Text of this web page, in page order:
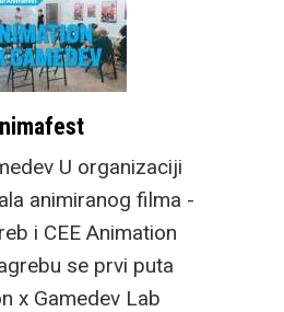
U organizaciji
animiranog filma -
i CEE Animation
se prvi puta
x Gamedev Lab